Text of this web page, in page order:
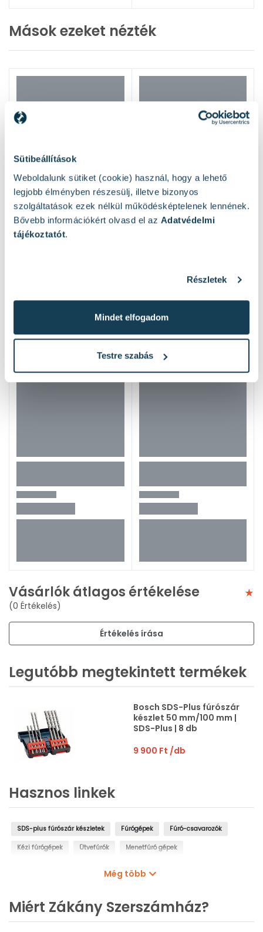
Sütibeállítások
Weboldalunk sütiket (cookie) használ, hogy a lehető
legjobb élményben részesülj, illetve bizonyos
szolgáltatások ezek nélkül működésképtelenek lennének.
Bővebb információkért olvasd el az Adatvédelmi
tájékoztatót.
Részletek
Mindet elfogadom
Testre szabás
Mások ezeket nézték
Hasonló termékek
Vásárlók átlagos értékelése
(0 Értékelés)
Értékelés írása
Legutóbb megtekintett termékek
Bosch SDS-Plus fúrószár
készlet 50 mm/100 mm |
SDS-Plus | 8 db
9 900 Ft /db
Hasznos linkek
SDS-plus fúrószár készletek Fúrógépek Fúró-csavarozók
Kézi fúrógépek Ütvefúrók Menetfúró gépek
Még több
Miért Zákány Szerszámház?